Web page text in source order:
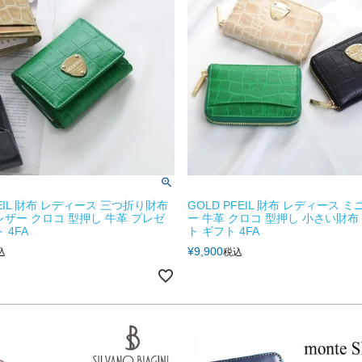
財布 レディース 三つ折り財布
ザー クロコ 型押し 牛革 プレゼ
4FA
GOLD PFEIL 財布 レディース ミ
ー 牛革 クロコ 型押し 小さい財布
ト ギフト 4FA
¥9,900税込